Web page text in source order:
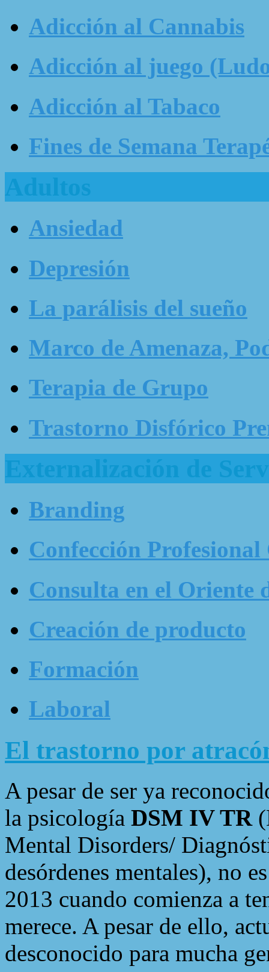
Adicción al Cannabis
Adicción al juego
Adicción al Tabaco
Fines de Semana
Adultos
Ansiedad
Depresión
La parálisis del sueño
Marco de Amenaza,
Terapia de Grupo
Trastorno Disfórico
Externalización de
Branding
Confección Profesional
Consulta en el Oriente
Creación de producto
Formación
Laboral
El trastorno por
A pesar de ser ya
la psicología DSM IV TR
Mental Disorders/
desórdenes mentales), no
2013 cuando comienza a
merece. A pesar de ello,
desconocido para mucha